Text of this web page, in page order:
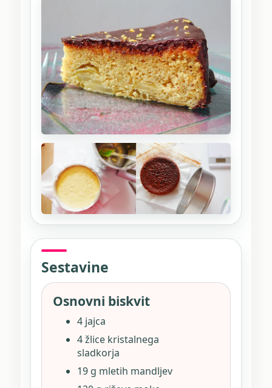
Sestavine
Osnovni biskvit
4 jajca
4 žlice kristalnega
sladkorja
19 g mletih mandljev